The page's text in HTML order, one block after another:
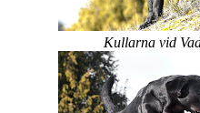
Kullarna vid